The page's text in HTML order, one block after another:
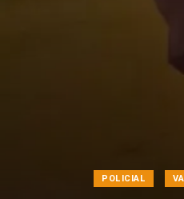
POLICIAL